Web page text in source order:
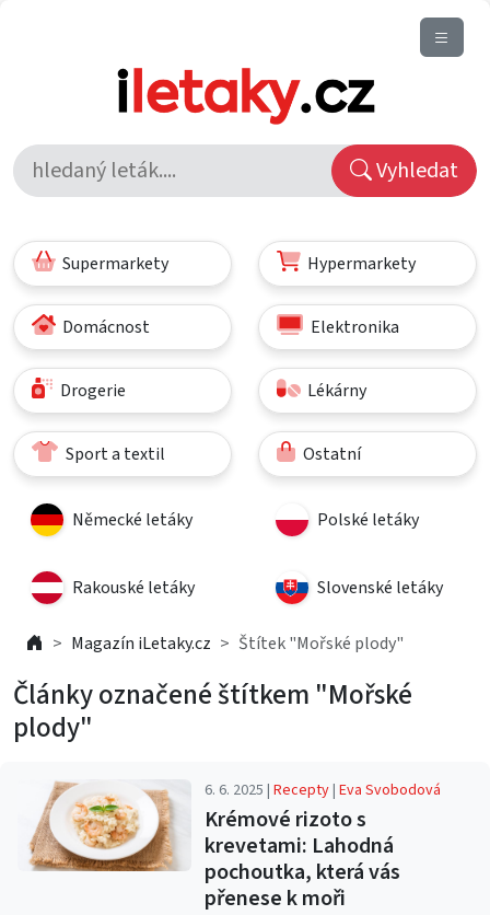
Vyhledat
Supermarkety Hypermarkety
Domácnost Elektronika
Drogerie Lékárny
Sport a textil Ostatní
Německé letáky Polské letáky
Rakouské letáky Slovenské letáky
Magazín iLetaky.cz Štítek "Mořské plody"
Články označené štítkem "Mořské
plody"
6. 6. 2025 |Recepty|Eva Svobodová
Krémové rizoto s
krevetami: Lahodná
pochoutka, která vás
přenese k moři